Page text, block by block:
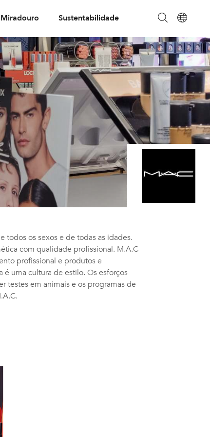
Miradouro Sustentabilidade
todos os sexos e de todas as idades.
com qualidade profissional. M.A.C
profissional e produtos e
é uma cultura de estilo. Os esforços
testes em animais e os programas de